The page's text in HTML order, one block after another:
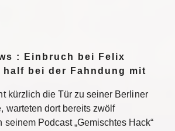
: Einbruch bei Felix
half bei der Fahndung mit
kürzlich die Tür zu seiner Berliner
warteten dort bereits zwölf
seinem Podcast „Gemischtes Hack“